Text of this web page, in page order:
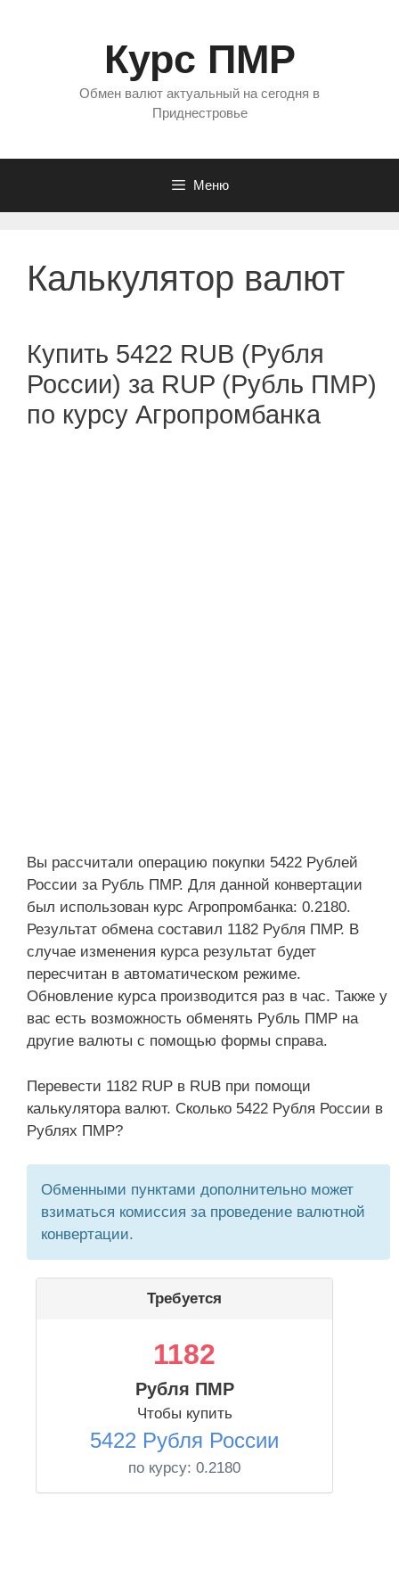
Курс ПМР
Обмен валют актуальный на сегодня в
Приднестровье
Меню
Калькулятор валют
Купить 5422 RUB (Рубля
России) за RUP (Рубль ПМР)
по курсу Агропромбанка
Вы рассчитали операцию покупки 5422 Рублей
России за Рубль ПМР. Для данной конвертации
был использован курс Агропромбанка: 0.2180.
Результат обмена составил 1182 Рубля ПМР. В
случае изменения курса результат будет
пересчитан в автоматическом режиме.
Обновление курса производится раз в час. Также у
вас есть возможность обменять Рубль ПМР на
другие валюты с помощью формы справа.
Перевести 1182 RUP в RUB при помощи
калькулятора валют. Сколько 5422 Рубля России в
Рублях ПМР?
Обменными пунктами дополнительно может
взиматься комиссия за проведение валютной
конвертации.
Требуется
1182
Рубля ПМР
Чтобы купить
5422 Рубля России
по курсу: 0.2180